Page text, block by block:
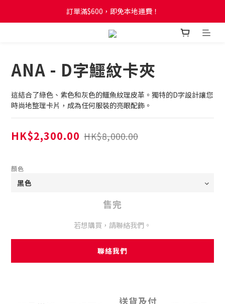
訂單滿$600，即免本地運費！
訂單滿$600，即免本地運費！
全新網店會員制度! 2%消費回贈! 買1蚊儲1分! 儲夠50分當1蚊!
ANA - D字鱷紋卡夾
這結合了綠色、紫色和灰色的鱷魚紋理皮革。獨特的D字設計讓您
時尚地整理卡片，成為任何服裝的亮眼配飾。
HK$2,300.00 HK$8,000.00
顏色
售完
若想購買，請聯絡我們。
聯絡我們
送貨及付